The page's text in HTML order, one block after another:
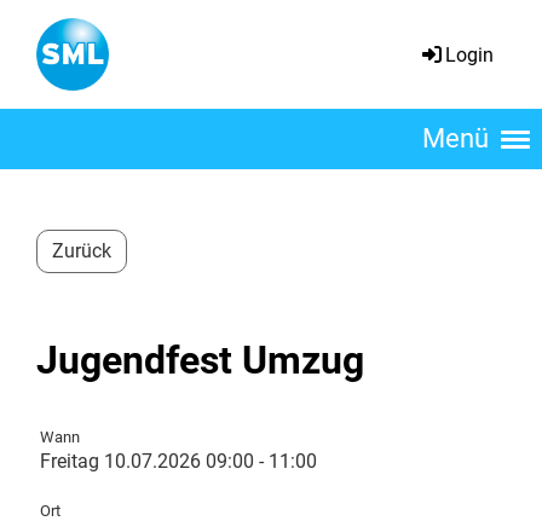
Login
Menü
Zurück
Jugendfest Umzug
Wann
Freitag 10.07.2026 09:00 - 11:00
Ort